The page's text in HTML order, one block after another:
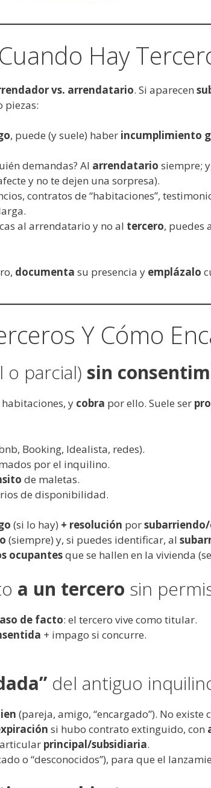
Hay
vs. arrendatario. Si aparecen
piezas:
, puede (y suele) haber incumplimiento
demandas? Al arrendatario siempre;
y no te dejen una sorpresa).
contratos de “habitaciones”,
al arrendatario y no al tercero, puedes
documenta su presencia y emplázalo
Y Cómo
o parcial) sin
habitaciones, y cobra por ello. Suele ser
Booking, Idealista, redes).
por el inquilino.
de maletas.
de disponibilidad.
(si lo hay) + resolución por
(siempre) y, si puedes identificar, al
ocupantesque se hallen en la vivienda
a un tercero sin
de facto: el tercero vive como titular.
+ impago si concurre.
del antiguo
(pareja, amigo, “encargado”). No
si hubo contrato extinguido, con
principal/subsidiaria.
o “desconocidos”), para que el